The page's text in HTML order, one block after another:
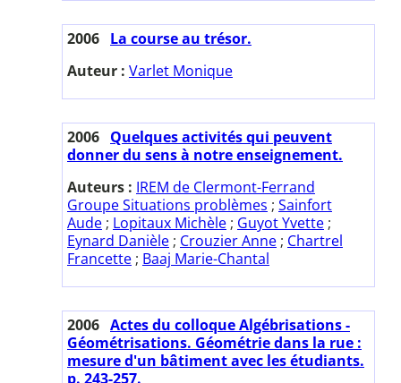
2006 La course au trésor.
Auteur : Varlet Monique
2006 Quelques activités qui peuvent
donner du sens à notre enseignement.
Auteurs : IREM de Clermont-Ferrand
Groupe Situations problèmes ; Sainfort
Aude ; Lopitaux Michèle ; Guyot Yvette ;
Eynard Danièle ; Crouzier Anne ; Chartrel
Francette ; Baaj Marie-Chantal
2006 Actes du colloque Algébrisations -
Géométrisations. Géométrie dans la rue :
mesure d'un bâtiment avec les étudiants.
p. 243-257.